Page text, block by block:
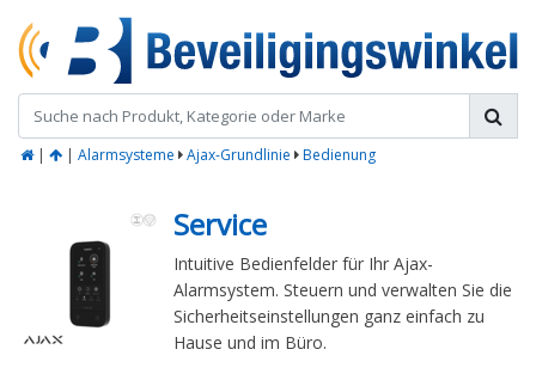
| | Alarmsysteme Ajax-Grundlinie Bedienung
Service
Intuitive Bedienfelder für Ihr Ajax-
Alarmsystem. Steuern und verwalten Sie die
Sicherheitseinstellungen ganz einfach zu
Hause und im Büro.